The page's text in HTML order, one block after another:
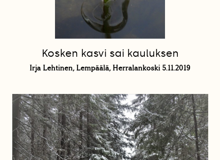
Kosken kasvi sai kauluksen
Irja Lehtinen, Lempäälä, Herralankoski 5.11.2019